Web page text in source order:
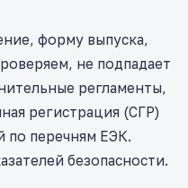
форму выпуска,
не подпадает
регламенты,
регистрация (СГР)
по перечням ЕЭК.
безопасности.